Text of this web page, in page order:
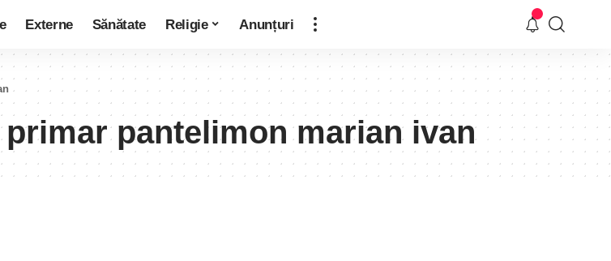
Externe Sănătate Religie Anunțuri
pantelimon marian ivan